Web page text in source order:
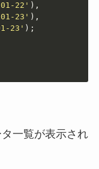
22' ) ,
23' ) ,
23' ) ;
一覧が表示され